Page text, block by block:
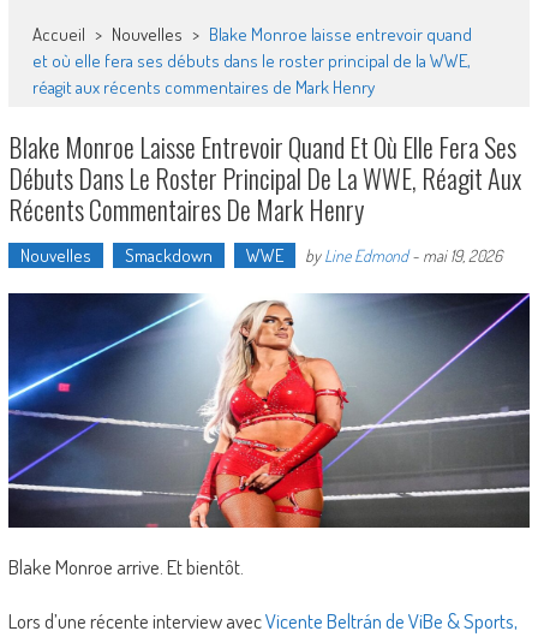
Accueil > Nouvelles > Blake Monroe laisse entrevoir quand
et où elle fera ses débuts dans le roster principal de la WWE,
réagit aux récents commentaires de Mark Henry
Blake Monroe Laisse Entrevoir Quand Et Où Elle Fera Ses
Débuts Dans Le Roster Principal De La WWE, Réagit Aux
Récents Commentaires De Mark Henry
Nouvelles Smackdown WWE byLine Edmond- mai 19, 2026
Blake Monroe arrive. Et bientôt.
Lors d’une récente interview avecVicente Beltrán de ViBe & Sports,